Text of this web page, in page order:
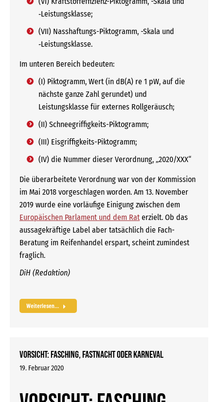
‑Leistungsklasse;
(VII) Nasshaftungs-Piktogramm, -Skala und
‑Leistungsklasse.
Im unteren Bereich bedeuten:
(I) Piktogramm, Wert (in dB(A) re 1 pW, auf die
nächste ganze Zahl gerundet) und
Leistungsklasse für externes Rollgeräusch;
(II) Schneegriffigkeits-Piktogramm;
(III) Eisgriffigkeits-Piktogramm;
(IV) die Nummer dieser Verordnung, „2020/XXX“
Die überarbeitete Verordnung war von der Kommission
im Mai 2018 vorgeschlagen worden. Am 13. November
2019 wurde eine vorläufige Einigung zwischen dem
Europäischen Parlament und dem Rat erzielt. Ob das
aussagekräftige Label aber tatsächlich die Fach-
Beratung im Reifenhandel erspart, scheint zumindest
fraglich.
DiH (Redaktion)
Weiterlesen...
Vorsicht: Fasching, Fastnacht oder Karneval
19. Februar 2020